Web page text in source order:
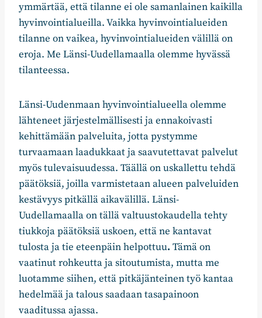
ymmärtää, että tilanne ei ole samanlainen kaikilla
hyvinvointialueilla. Vaikka hyvinvointialueiden
tilanne on vaikea, hyvinvointialueiden välillä on
eroja. Me Länsi-Uudellamaalla olemme hyvässä
tilanteessa.
Länsi-Uudenmaan hyvinvointialueella olemme
lähteneet järjestelmällisesti ja ennakoivasti
kehittämään palveluita, jotta pystymme
turvaamaan laadukkaat ja saavutettavat palvelut
myös tulevaisuudessa. Täällä on uskallettu tehdä
päätöksiä, joilla varmistetaan alueen palveluiden
kestävyys pitkällä aikavälillä. Länsi-
Uudellamaalla on tällä valtuustokaudella tehty
tiukkoja päätöksiä uskoen, että ne kantavat
tulosta ja tie eteenpäin helpottuu. Tämä on
vaatinut rohkeutta ja sitoutumista, mutta me
luotamme siihen, että pitkäjänteinen työ kantaa
hedelmää ja talous saadaan tasapainoon
vaaditussa ajassa.